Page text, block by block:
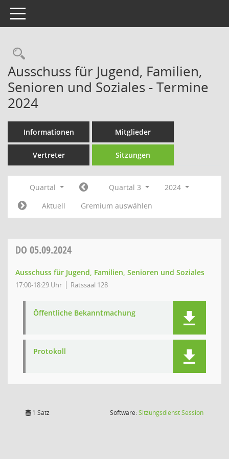
Toggle navigation
Rechercheauswahl
Ausschuss für Jugend, Familien,
Senioren und Soziales - Termine
2024
Informationen Mitglieder
Vertreter Sitzungen
Quartal Quartal 3
2024
Aktuell
Gremium auswählen
DO 05.09.2024
Ausschuss für Jugend, Familien, Senioren und Soziales
17:00-18:29 Uhr Ratssaal 128
Öffentliche Bekanntmachung
Protokoll
1 Satz Software:SitzungsdienstSession(Wird in